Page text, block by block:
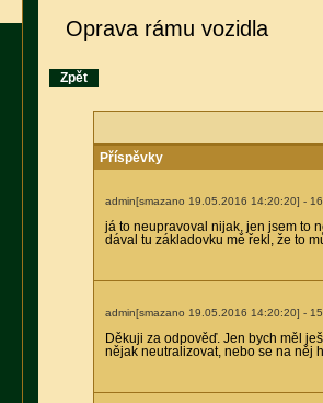
Oprava rámu vozidla
Zpět
Příspěvky
admin[smazano 19.05.2016 14:20:20] -
já to neupravoval nijak, jen jsem to
dával tu základovku mě řekl, že to
admin[smazano 19.05.2016 14:20:20] -
Děkuji za odpověď. Jen bych měl
nějak neutralizovat, nebo se na něj